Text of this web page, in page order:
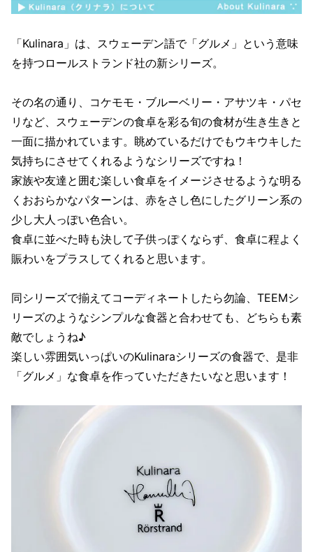
「Kulinara」は、スウェーデン語で「グルメ」という意味
を持つロールストランド社の新シリーズ。
その名の通り、コケモモ・ブルーベリー・アサツキ・パセ
リなど、スウェーデンの食卓を彩る旬の食材が生き生きと
一面に描かれています。眺めているだけでもウキウキした
気持ちにさせてくれるようなシリーズですね！
家族や友達と囲む楽しい食卓をイメージさせるような明る
くおおらかなパターンは、赤をさし色にしたグリーン系の
少し大人っぽい色合い。
食卓に並べた時も決して子供っぽくならず、食卓に程よく
賑わいをプラスしてくれると思います。
同シリーズで揃えてコーディネートしたら勿論、TEEMシ
リーズのようなシンプルな食器と合わせても、どちらも素
敵でしょうね♪
楽しい雰囲気いっぱいのKulinaraシリーズの食器で、是非
「グルメ」な食卓を作っていただきたいなと思います！